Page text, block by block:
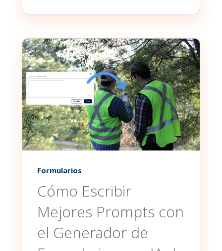
Formularios
Cómo Escribir
Mejores Prompts con
el Generador de